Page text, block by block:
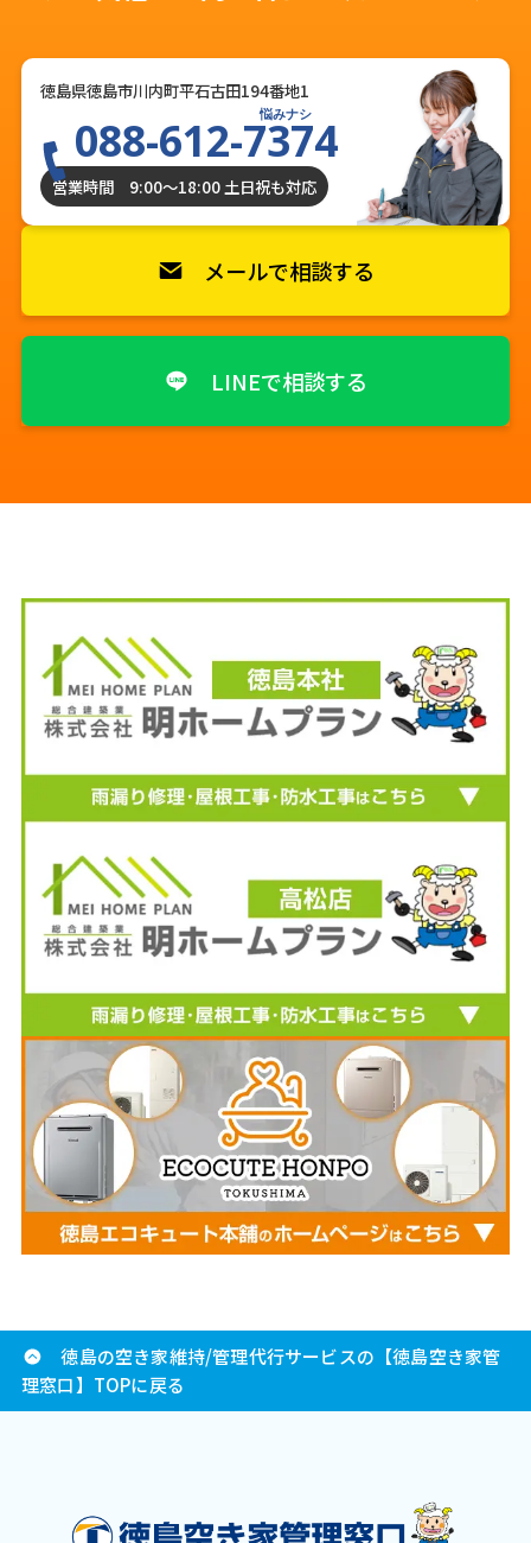
徳島県徳島市川内町平石古田194番地1
悩みナシ
088-612-7374
営業時間 9:00〜18:00 土日祝も対応
メールで相談する
LINEで相談する
徳島の空き家維持/管理代行サービスの【徳島空き家管
理窓口】TOPに戻る